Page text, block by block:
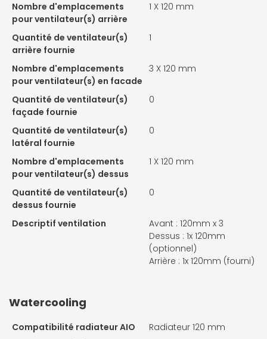
Nombre d'emplacements
pour ventilateur(s) arrière
1 X 120 mm
Quantité de ventilateur(s)
arrière fournie
1
Nombre d'emplacements
pour ventilateur(s) en facade
3 X 120 mm
Quantité de ventilateur(s)
façade fournie
0
Quantité de ventilateur(s)
latéral fournie
0
Nombre d'emplacements
pour ventilateur(s) dessus
1 X 120 mm
Quantité de ventilateur(s)
dessus fournie
0
Descriptif ventilation
Avant : 120mm x 3
Dessus : 1x 120mm
(optionnel)
Arrière : 1x 120mm (fourni)
Watercooling
Compatibilité radiateur AIO
Radiateur 120 mm